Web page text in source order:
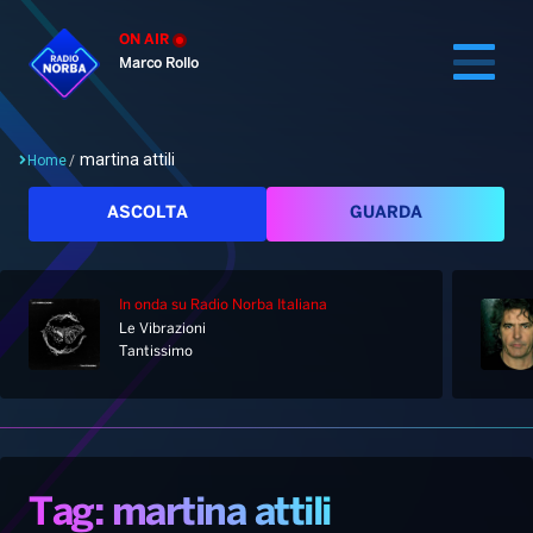
ON AIR
Marco Rollo
Home
Palinsesto
Notizie
Home/ martina attili
ASCOLTA GUARDA
In onda su Radio Norba Italiana
Le Vibrazioni
Tantissimo
Tag: martina attili